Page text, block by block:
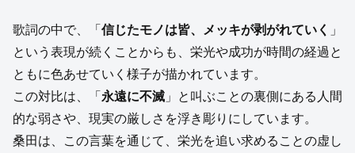
歌詞の中で、「 信じたモノは皆、メッキが剥がれていく 」
という表現が続くことからも、栄光や成功が時間の経過と
ともに色あせていく様子が描かれています。
この対比は、「 永遠に不滅 」と叫ぶことの裏側にある人間
的な弱さや、現実の厳しさを浮き彫りにしています。
桑田は、この言葉を通じて、栄光を追い求めることの虚し